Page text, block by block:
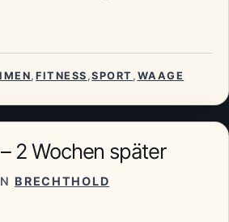
, FITNESS ,SPORT , WAAGE
2 Wochen später
BRECHTHOLD